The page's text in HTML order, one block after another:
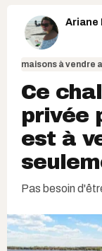
Ariane
maisons à vendre
Ce
privée
est à
Pas besoin